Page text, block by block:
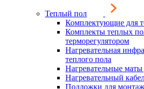
Теплый пол
Комплектующие для
Комплекты теплых
терморегулятором
Нагревательная
теплого пола
Нагревательные маты
Нагревательный
Подложки для